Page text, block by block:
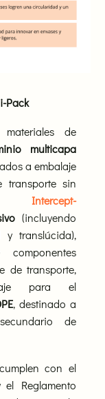
Pack
de
multicapa
a embalaje
transporte sin
Intercept-
o(incluyendo
y translúcida),
de transporte,
para el
, destinado a
de
con el
el Reglamento